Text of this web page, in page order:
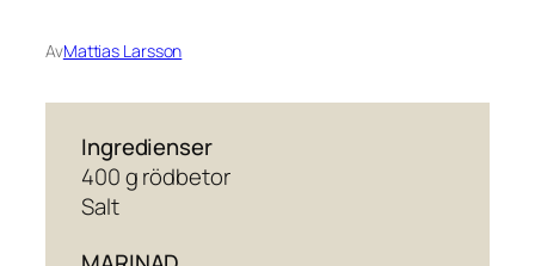
AvMattias Larsson
Ingredienser
400 g rödbetor
Salt